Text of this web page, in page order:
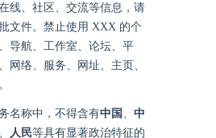
线、社区、交流等信息，请
文件。禁止使用 XXX 的个
导航、工作室、论坛、平
网络、服务、网址、主页、
名称中，不得含有中国 、 中
、 人民等具有显著政治特征的